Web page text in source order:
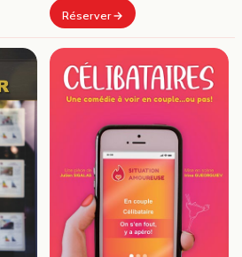
Réserver